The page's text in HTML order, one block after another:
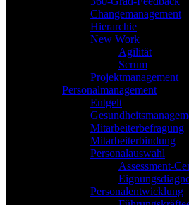
Changemanagement
Hierarchie
New Work
Agilität
Scrum
Projektmanagement
Personalmanagement
Entgelt
Mitarbeiterbefragung
Mitarbeiterbindung
Personalauswahl
Assessment-
Personalentwicklung